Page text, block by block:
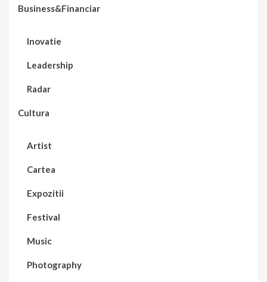
Business&Financiar
Inovatie
Leadership
Radar
Cultura
Artist
Cartea
Expozitii
Festival
Music
Photography